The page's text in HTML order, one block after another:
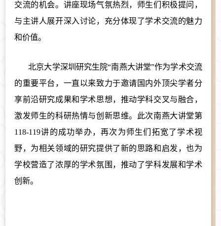
交流的机会。讲座现场气氛热烈，师生们积极提问，
与主讲人展开深入讨论，充分体现了学术交流的魅力
和价值。
北京大学深圳研究生院“南燕大讲堂”作为学术交流
的重要平台，一直以来致力于邀请国内外顶尖学者分
享前沿研究成果和学术思想，推动学科交叉与融合，
激发师生的科研热情与创新思维。此次南燕大讲堂第
118-119讲的成功举办，再次为师生们拓宽了学术视
野，为相关领域的研究提供了新的思路和启发，也为
学校营造了浓厚的学术氛围，推动了学科发展和学术
创新。